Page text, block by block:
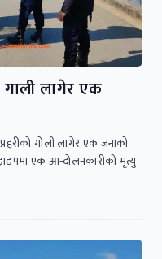
गाली लागेर एक
गोली लागेर एक जनाको
एक आन्दोलनकारीको मृत्यु